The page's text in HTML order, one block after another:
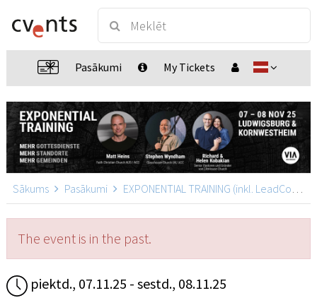
Pasākumi My Tickets
Sākums Pasākumi EXPONENTIAL TRAINING (inkl. LeadCon)
The event is in the past.
piektd., 07.11.25 - sestd., 08.11.25